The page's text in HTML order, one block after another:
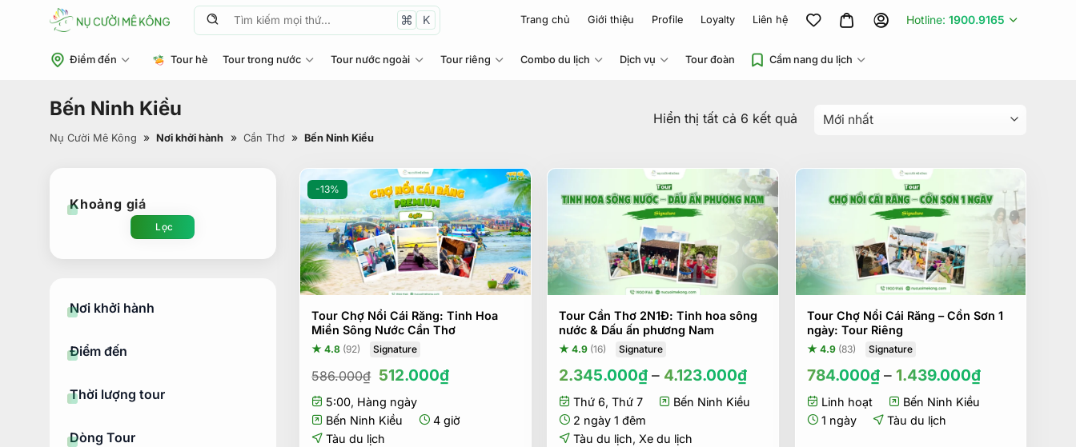
Tìm
K Trang chủ Giới thiệu Profile Loyalty Liên hệ Hotline: 1900.9165
Điểm đến Tour hè Tour trong nước Tour nước ngoài Tour riêng Combo du lịch Dịch vụ Tour đoàn Cẩm nang du lịch
Bến Ninh Kiều
Nụ Cười Mê Kông » Nơi khởi hành » Cần Thơ » Bến Ninh Kiều
Hiển thị tất cả 6 kết quảĐược
theo
Khoảng giá
nhất
nhất
Lọc
Nơi khởi hành
Điểm đến
Thời lượng tour
Dòng Tour
-13%
Tour Chợ Nổi Cái Răng: Tinh Hoa
Miền Sông Nước Cần Thơ
★ 4.8 (92) Signature
586.000₫ Giá
là:
586.000₫.
512.000₫Giá
là:
5:00, Hàng ngày
Bến Ninh Kiều
4 giờ
Tàu du lịch
Tour Cần Thơ 2N1Đ: Tinh hoa sông
nước & Dấu ấn phương Nam
★ 4.9 (16) Signature
2.345.000₫ – 4.123.000₫
Thứ 6,Thứ 7
Bến Ninh Kiều
2 ngày 1 đêm
Tàu du lịch,Xe du lịch
Tour Chợ Nổi Cái Răng – Cồn Sơn 1
ngày: Tour Riêng
★ 4.9 (83) Signature
784.000₫– 1.439.000₫
Linh hoạt
Bến Ninh Kiều
1 ngày
Tàu du lịch